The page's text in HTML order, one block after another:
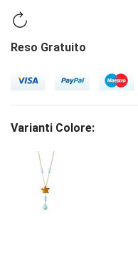
Reso Gratuito
Varianti Colore: